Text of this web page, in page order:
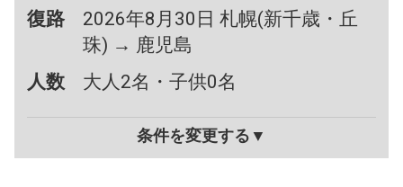
復路
2026年8月30日 札幌(新千歳・丘
珠) → 鹿児島
人数
大人2名・子供0名
条件を変更する▼